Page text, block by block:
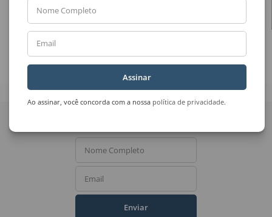
Nilton Zanotti
Casario
Paisagem
Nome Completo
Email
Assinar
Ao assinar, você concorda com a nossa política de privacidade.
Quer receber novidades
Nome Completo
Email
Enviar